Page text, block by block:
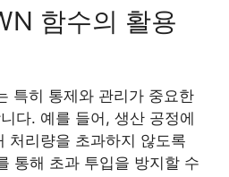
함수의 활용
특히 통제와 관리가 중요한
다. 예를 들어, 생산 공정에
처리량을 초과하지 않도록
통해 초과 투입을 방지할 수